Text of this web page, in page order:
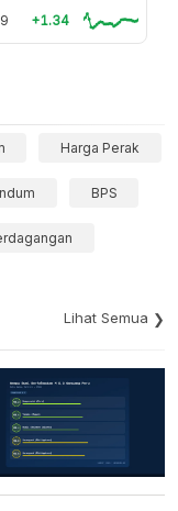
+1.34
Harga Perak
BPS
Lihat Semua